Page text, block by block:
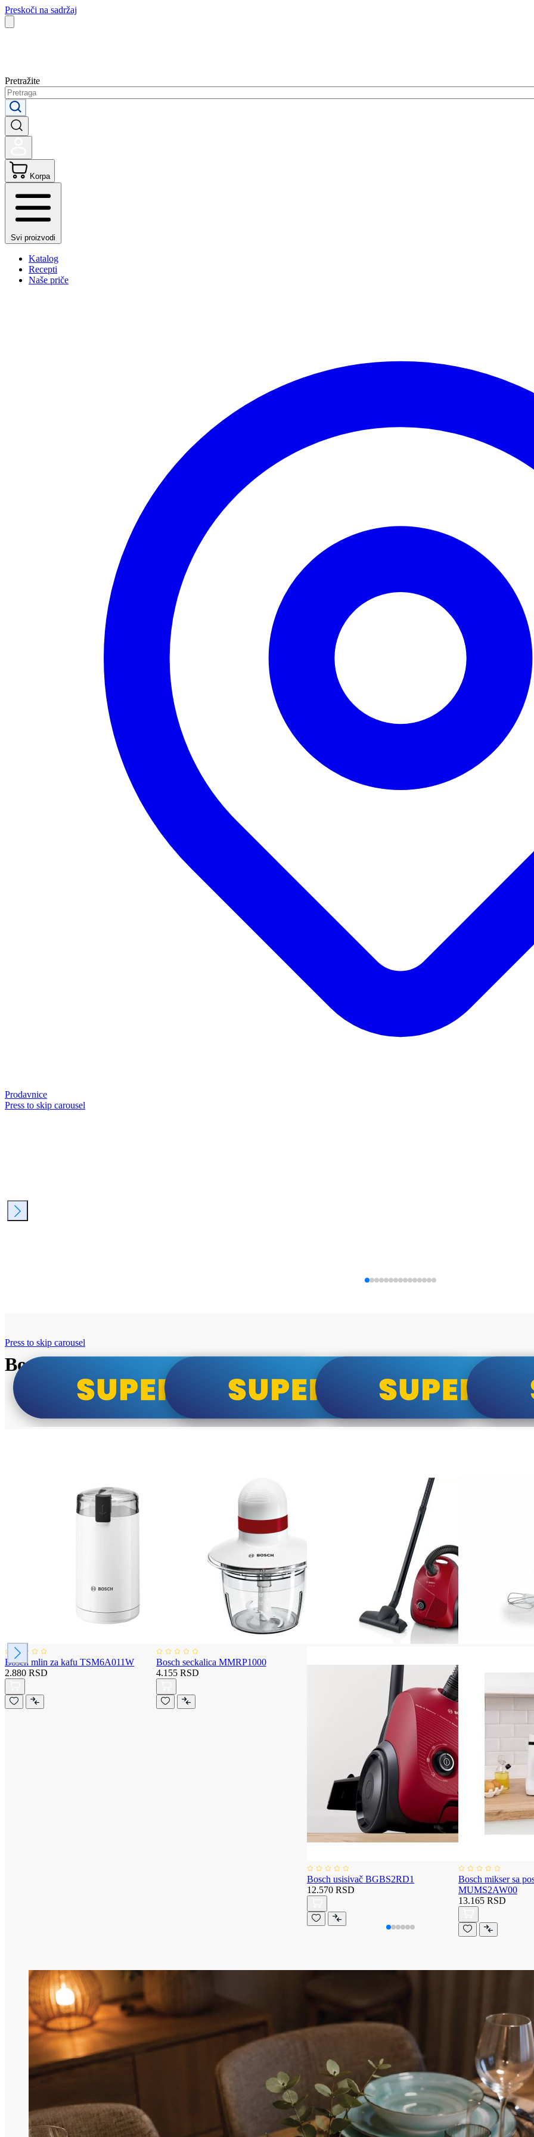
Preskoči na sadržaj
Pretražite
Korpa
Svi proizvodi
Katalog
Recepti
Naše priče
Prodavnice
Press to skip carousel
Bosch super cene
Press to skip carousel
Bosch mlin za kafu TSM6A011W
2.880 RSD
Bosch seckalica MMRP1000
4.155 RSD
Bosch usisivač BGBS2RD1
12.570 RSD
Bosch mikser sa
MUMS2AW00
13.165 RSD